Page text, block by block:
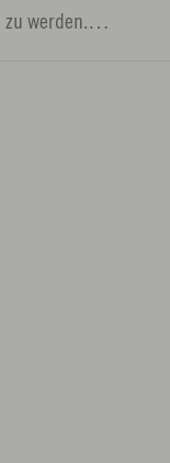
zu werden.…